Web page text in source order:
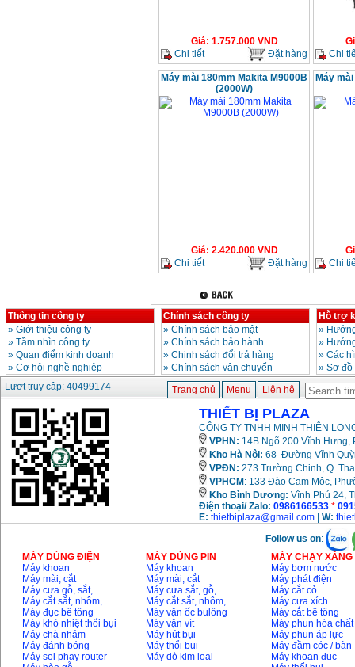
Giá: 1.757.000VND
Chi tiết
Đặt hàng
Chi
Máy mài 180mm Makita M9000B
(2000W)
Giá: 2.420.000VND
Chi tiết
Đặt hàng
Máy
Chi
Thông tin công ty
» Giới thiệu công ty
» Tầm nhìn công ty
» Quan điểm kinh doanh
» Cơ hội nghề nghiệp
Chính sách công ty
» Chính sách bảo mật
» Chính sách bảo hành
» Chinh sách đổi trả hàng
» Chính sách vận chuyển
Hỗ trợ
»
»
» Các
» Sơ
Lượt truy cập: 40499174
Trang chủ Menu Liên hệ
THIẾT BỊ PLAZA
CÔNG TY TNHH MINH THIÊN
VPHN: 14B Ngõ 200 Vĩnh Hưng,
Kho Hà Nội: 68 Đường Vĩnh
VPĐN: 273 Trường Chinh, Q.
VPHCM : 133 Đào Cam Mộc,
Kho Bình Dương: Vĩnh Phú 24,
Điện thoại/ Zalo: 0986166533 *
E: thietbiplaza@gmail.com W:
Follow us on:
MÁY DÙNG ĐIỆN
Máy khoan
Máy mài, cắt
Máy cưa gỗ, sắt,..
Máy cắt sắt, nhôm,..
Máy đục bê tông
Máy khò nhiệt thổi bụi
Máy chà nhám
Máy đánh bóng
Máy soi phay router
MÁY DÙNG PIN
Máy khoan
Máy mài, cắt
Máy cưa sắt, gỗ,..
Máy cắt sắt, nhôm,..
Máy vặn ốc bulông
Máy vặn vít
Máy hút bụi
Máy thổi bụi
Máy dò kim loại
MÁY CHẠY
Máy bơm nước
Máy phát điện
Máy cắt cỏ
Máy cưa xích
Máy cắt bê tông
Máy phun hóa chất
Máy phun áp lực
Máy đầm cóc / bàn
Máy khoan đục